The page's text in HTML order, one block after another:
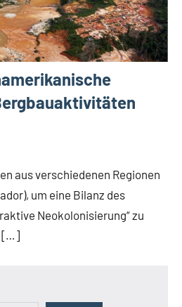
aus verschiedenen Regionen
um eine Bilanz des
Neokolonisierung“ zu
[…]